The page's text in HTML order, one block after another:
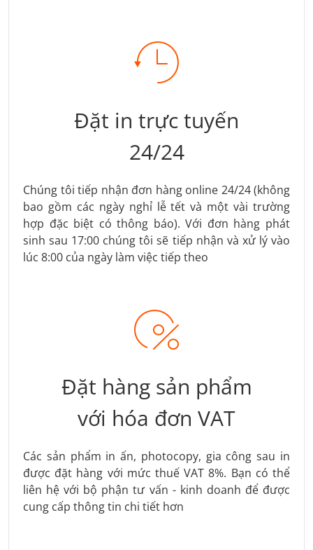
Đặt in trực tuyến
24/24
Chúng tôi tiếp nhận đơn hàng online 24/24 (không
bao gồm các ngày nghỉ lễ tết và một vài trường
hợp đặc biệt có thông báo). Với đơn hàng phát
sinh sau 17:00 chúng tôi sẽ tiếp nhận và xử lý vào
lúc 8:00 của ngày làm việc tiếp theo
Đặt hàng sản phẩm
với hóa đơn VAT
Các sản phẩm in ấn, photocopy, gia công sau in
được đặt hàng với mức thuế VAT 8%. Bạn có thể
liên hệ với bộ phận tư vấn - kinh doanh để được
cung cấp thông tin chi tiết hơn